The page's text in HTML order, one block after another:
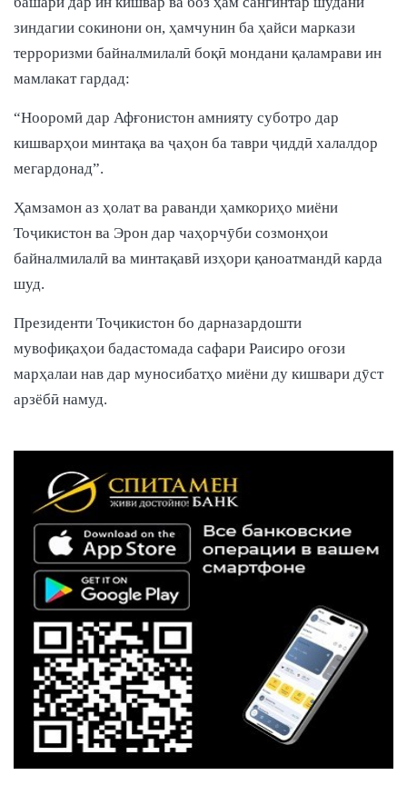
зиндагии сокинони он, ҳамчунин ба ҳайси маркази
терроризми байналмилалӣ боқӣ мондани қаламрави ин
мамлакат гардад:
“Нооромӣ дар Афғонистон амнияту суботро дар
кишварҳои минтақа ва ҷаҳон ба таври ҷиддӣ халалдор
мегардонад”.
Ҳамзамон аз ҳолат ва раванди ҳамкориҳо миёни
Тоҷикистон ва Эрон дар чаҳорчӯби созмонҳои
байналмилалӣ ва минтақавӣ изҳори қаноатмандӣ карда
шуд.
Президенти Тоҷикистон бо дарназардошти
мувофиқаҳои бадастомада сафари Раисиро оғози
марҳалаи нав дар муносибатҳо миёни ду кишвари дӯст
арзёбӣ намуд.